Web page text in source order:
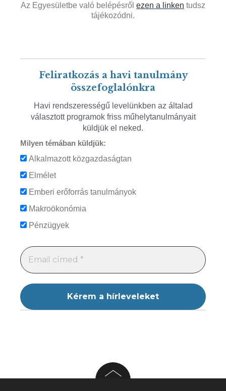
Az Egyesületbe való belépésről ezen a linken tudsz
tájékozódni.
Feliratkozás a havi tanulmány
összefoglalónkra
Havi rendszerességű levelünkben az általad
választott programok friss műhelytanulmányait
küldjük el neked.
Milyen témában küldjük:
Alkalmazott közgazdaságtan
Elmélet
Emberi erőforrás tanulmányok
Makroökonómia
Pénzügyek